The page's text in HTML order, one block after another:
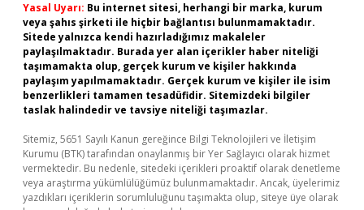
Yasal Uyarı: Bu internet sitesi, herhangi bir marka, kurum
veya şahıs şirketi ile hiçbir bağlantısı bulunmamaktadır.
Sitede yalnızca kendi hazırladığımız makaleler
paylaşılmaktadır. Burada yer alan içerikler haber niteliği
taşımamakta olup, gerçek kurum ve kişiler hakkında
paylaşım yapılmamaktadır. Gerçek kurum ve kişiler ile isim
benzerlikleri tamamen tesadüfidir. Sitemizdeki bilgiler
taslak halindedir ve tavsiye niteliği taşımazlar.
Sitemiz, 5651 Sayılı Kanun gereğince Bilgi Teknolojileri ve İletişim
Kurumu (BTK) tarafından onaylanmış bir Yer Sağlayıcı olarak hizmet
vermektedir. Bu nedenle, sitedeki içerikleri proaktif olarak denetleme
veya araştırma yükümlülüğümüz bulunmamaktadır. Ancak, üyelerimiz
yazdıkları içeriklerin sorumluluğunu taşımakta olup, siteye üye olarak